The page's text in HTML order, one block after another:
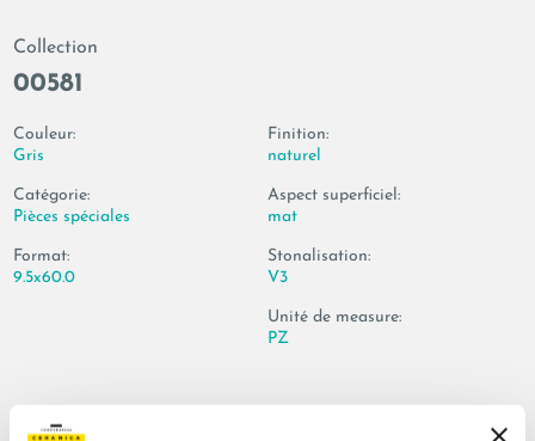
Collection
00581
Couleur:
Gris
Catégorie:
Pièces spéciales
Format:
9.5x60.0
Finition:
naturel
Aspect superficiel:
mat
Stonalisation:
V3
Unité de measure:
PZ